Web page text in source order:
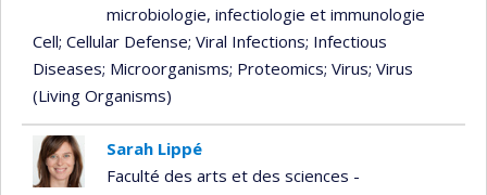
microbiologie, infectiologie et immunologie
Cell; Cellular Defense; Viral Infections; Infectious
Diseases; Microorganisms; Proteomics; Virus; Virus
(Living Organisms)
Sarah Lippé
Faculté des arts et des sciences -